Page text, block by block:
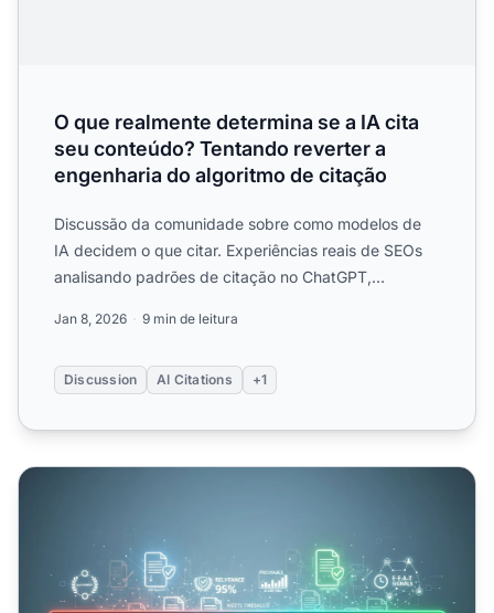
O que realmente determina se a IA cita
seu conteúdo? Tentando reverter a
engenharia do algoritmo de citação
Discussão da comunidade sobre como modelos de
IA decidem o que citar. Experiências reais de SEOs
analisando padrões de citação no ChatGPT,
Jan 8, 2026 9 min de leitura
Discussion AI Citations +1
Limite de Citação por IA